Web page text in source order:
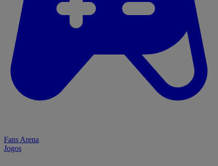
Fans Arena
Jogos